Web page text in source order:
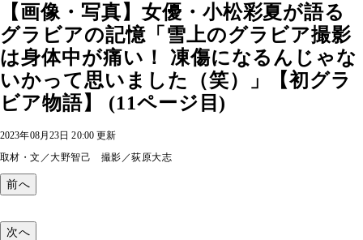
【画像・写真】女優・小松彩夏が語る
グラビアの記憶「雪上のグラビア撮影
は身体中が痛い！ 凍傷になるんじゃな
いかって思いました（笑）」【初グラ
ビア物語】 (11ページ目)
2023年08月23日 20:00 更新
取材・文／大野智己 撮影／荻原大志
前へ
次へ